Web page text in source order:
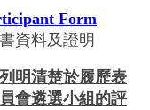
Form
資料及證明
明清楚於履歷表
會遴選小組的評